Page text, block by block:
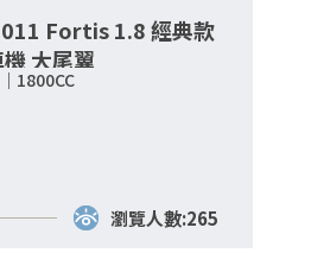
Fortis 1.8 經典款
大尾翼
1800CC
瀏覽人數:265